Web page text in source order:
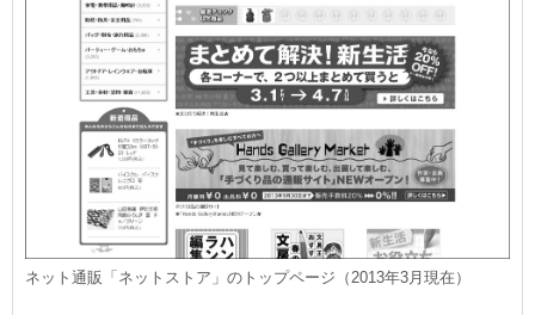
ネット通販「ネットストア」のトップページ（2013年3月現在）